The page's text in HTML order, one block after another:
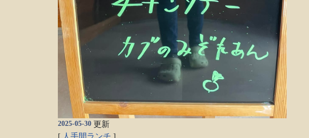
2025-05-30 更新
[ 人手間ランチ ]